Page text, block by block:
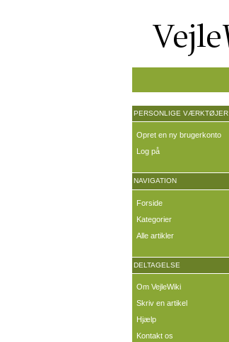
PERSONLIGE VÆRKTØJER
Opret en ny brugerkonto
Log på
NAVIGATION
Forside
Kategorier
Alle artikler
DELTAGELSE
Om VejleWiki
Skriv en artikel
Hjælp
Kontakt os